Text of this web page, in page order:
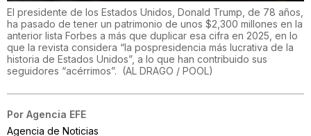
El presidente de los Estados Unidos, Donald Trump, de 78 años,
ha pasado de tener un patrimonio de unos $2,300 millones en la
anterior lista Forbes a más que duplicar esa cifra en 2025, en lo
que la revista considera “la pospresidencia más lucrativa de la
historia de Estados Unidos”, a lo que han contribuido sus
seguidores “acérrimos”. (AL DRAGO / POOL)
Por Agencia EFE
Agencia de Noticias